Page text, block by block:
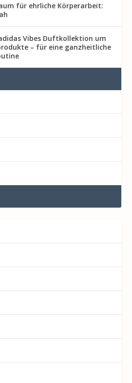
für ehrliche Körperarbeit:
Vibes Duftkollektion um
– für eine ganzheitliche